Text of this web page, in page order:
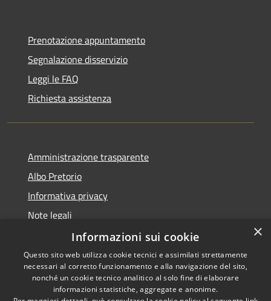
Prenotazione appuntamento
Segnalazione disservizio
Leggi le FAQ
Richiesta assistenza
Amministrazione trasparente
Albo Pretorio
Informativa privacy
Note legali
Dichiarazione di accessibilità
RSS Copyright © 2026 • Comune di
×
Informazioni sui cookie
Questo sito web utilizza cookie tecnici e assimilati strettamente
necessari al corretto funzionamento e alla navigazione del sito,
nonché un cookie tecnico analitico al solo fine di elaborare
informazioni statistiche, aggregate e anonime.